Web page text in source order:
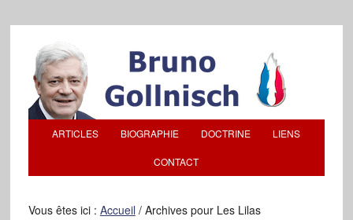
ARTICLES BIOGRAPHIE DOCTRINE LIENS
CONTACT
Vous êtes ici : Accueil /Archives pour Les Lilas